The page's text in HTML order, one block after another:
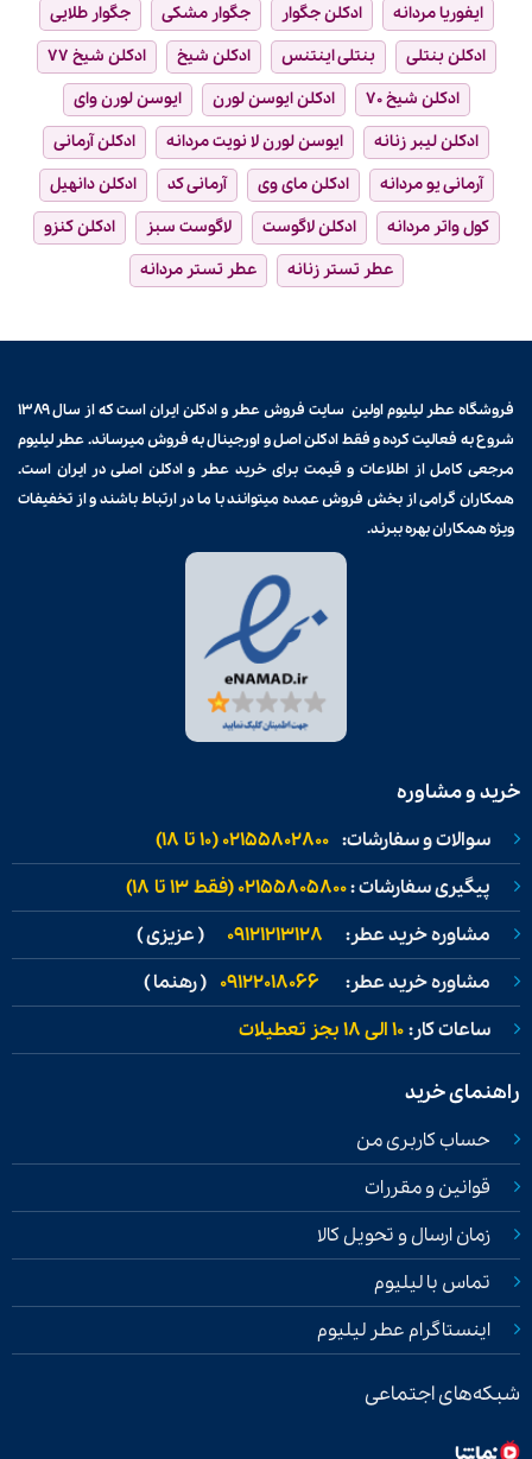
ایفوریا مردانه
ادکلن جگوار جگوار مشکی
جگوار طلایی
ادکلن بنتلی
بنتلی اینتنس ادکلن شیخ
ادکلن شیخ ۷۷
ادکلن شیخ ۷۰
ادکلن ایوسن لورن
ایوسن لورن وای
ادکلن لیبر زنانه
ایوسن لورن لا نویت مردانه
ادکلن آرمانی
آرمانی یو مردانه
ادکلن مای وی آرمانی کد
ادکلن دانهیل
کول واتر مردانه
ادکلن لاگوست لاگوست سبز
ادکلن کنزو
عطر تستر زنانه
عطر تستر مردانه
فروشگاه عطر لیلیوم اولین سایت فروشعطر و ادکلن
ایران است که از سال ۱۳۸۹
شروع به فعالیت کرده و فقط ادکلن اصل و اورجینال به فروش میرساند. عطر لیلیوم
مرجعی کامل از اطلاعات و قیمت برایخرید عطر و ادکلن اصلی در ایران است.
همکاران گرامی از بخش فروش عمده میتوانند با ما در ارتباط باشند و از تخفیفات
ویژه همکاران بهره ببرند.
خرید و مشاوره
سوالات و سفارشات: 02155802800 (۱۰ تا ۱۸)
پیگیری سفارشات :02155805800 (فقط ۱۳ تا ۱۸)
مشاوره خرید عطر: 09121213128 ( عزیزی )
مشاوره خرید عطر: 09122018066 ( رهنما )
ساعات کار:۱۰ الی ۱۸ بجز تعطیلات
راهنمای خرید
حساب کاربری من
قوانین و مقررات
زمان ارسال و تحویل کالا
تماس با لیلیوم
اینستاگرام عطر لیلیوم
شبکه‌های اجتماعی